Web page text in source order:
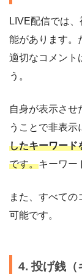
LIVE配信では
能があります。
適切なコメント
う。
自身が表示させ
うことで非表示
したキーワード
です。キーワー
また、すべての
可能です。
4. 投げ銭（